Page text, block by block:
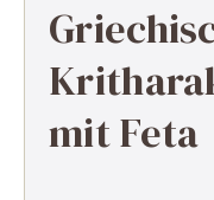
mit Feta